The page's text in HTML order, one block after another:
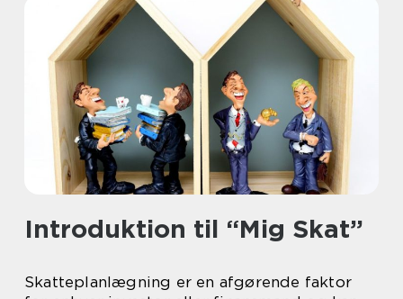
Introduktion til “Mig Skat”
Skatteplanlægning er en afgørende faktor